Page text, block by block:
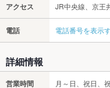
アクセス JR中央線、京王
電話 電話番号を表示
詳細情報
営業時間
月～日、祝日、